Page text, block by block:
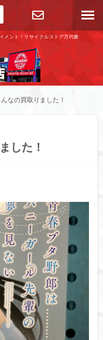
メント！リサイクルストア万代書
お問い合わ
せ
んなの買取りました！
した！